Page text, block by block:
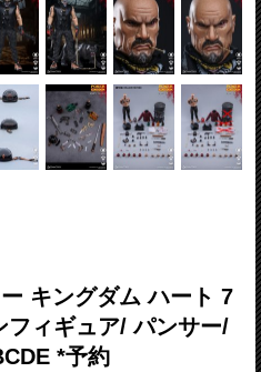
キングダム ハート 7
フィギュア/ パンサー/
*予約